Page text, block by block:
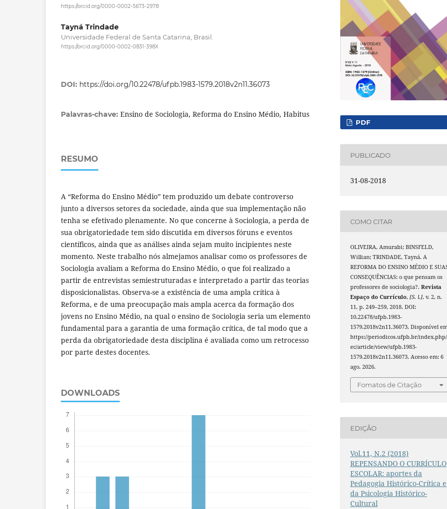
https://orcid.org/0000-0002-5673-2978
Tayná Trindade
Universidade Federal de Santa Catarina, Brasil.
https://orcid.org/0000-0002-0831-398X
DOI: https://doi.org/10.22478/ufpb.1983-1579.2018v2n11.36073
Palavras-chave: Ensino de Sociologia, Reforma do Ensino Médio, Habitus
RESUMO
A “Reforma do Ensino Médio” tem produzido um debate controverso
junto a diversos setores da sociedade, ainda que sua implementação não
tenha se efetivado plenamente. No que concerne à Sociologia, a perda de
sua obrigatoriedade tem sido discutida em diversos fóruns e eventos
científicos, ainda que as análises ainda sejam muito incipientes neste
momento. Neste trabalho nós almejamos analisar como os professores de
Sociologia avaliam a Reforma do Ensino Médio, o que foi realizado a
partir de entrevistas semiestruturadas e interpretado a partir das teorias
disposicionalistas. Observa-se a existência de uma ampla crítica à
Reforma, e de uma preocupação mais ampla acerca da formação dos
jovens no Ensino Médio, na qual o ensino de Sociologia seria um elemento
fundamental para a garantia de uma formação crítica, de tal modo que a
perda da obrigatoriedade desta disciplina é avaliada como um retrocesso
por parte destes docentes.
DOWNLOADS
PDF
PUBLICADO
31-08-2018
COMO CITAR
OLIVEIRA, Amurabi; BINSFELD,
Willian; TRINDADE, Tayná. A
REFORMA DO ENSINO MÉDIO E
CONSEQUÊNCIAS: o que pensam os
professores de sociologia?.Revista
Espaço do Currículo,[S. l.], v. 2, n.
11, p. 249–259, 2018. DOI:
10.22478/ufpb.1983-
1579.2018v2n11.36073. Disponível
https://periodicos.ufpb.br/
ec/article/view/ufpb.1983-
1579.2018v2n11.36073. Acesso em: 6
ago. 2026.
Fomatos de Citação
EDIÇÃO
Vol.11, N.2 (2018)
REPENSANDO O CURRÍCULO
ESCOLAR: aportes da
Pedagogia Histórico-Crítica e
da Psicologia Histórico-
Cultural